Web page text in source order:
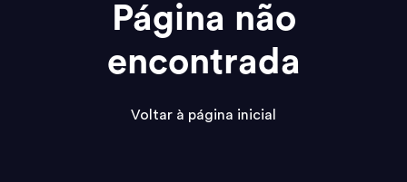
Página não
encontrada
Voltar à página inicial